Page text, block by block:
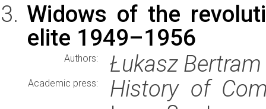
Widows of the
elite 1949–1956
Authors: Łukasz Bertram
Academic press:
History of